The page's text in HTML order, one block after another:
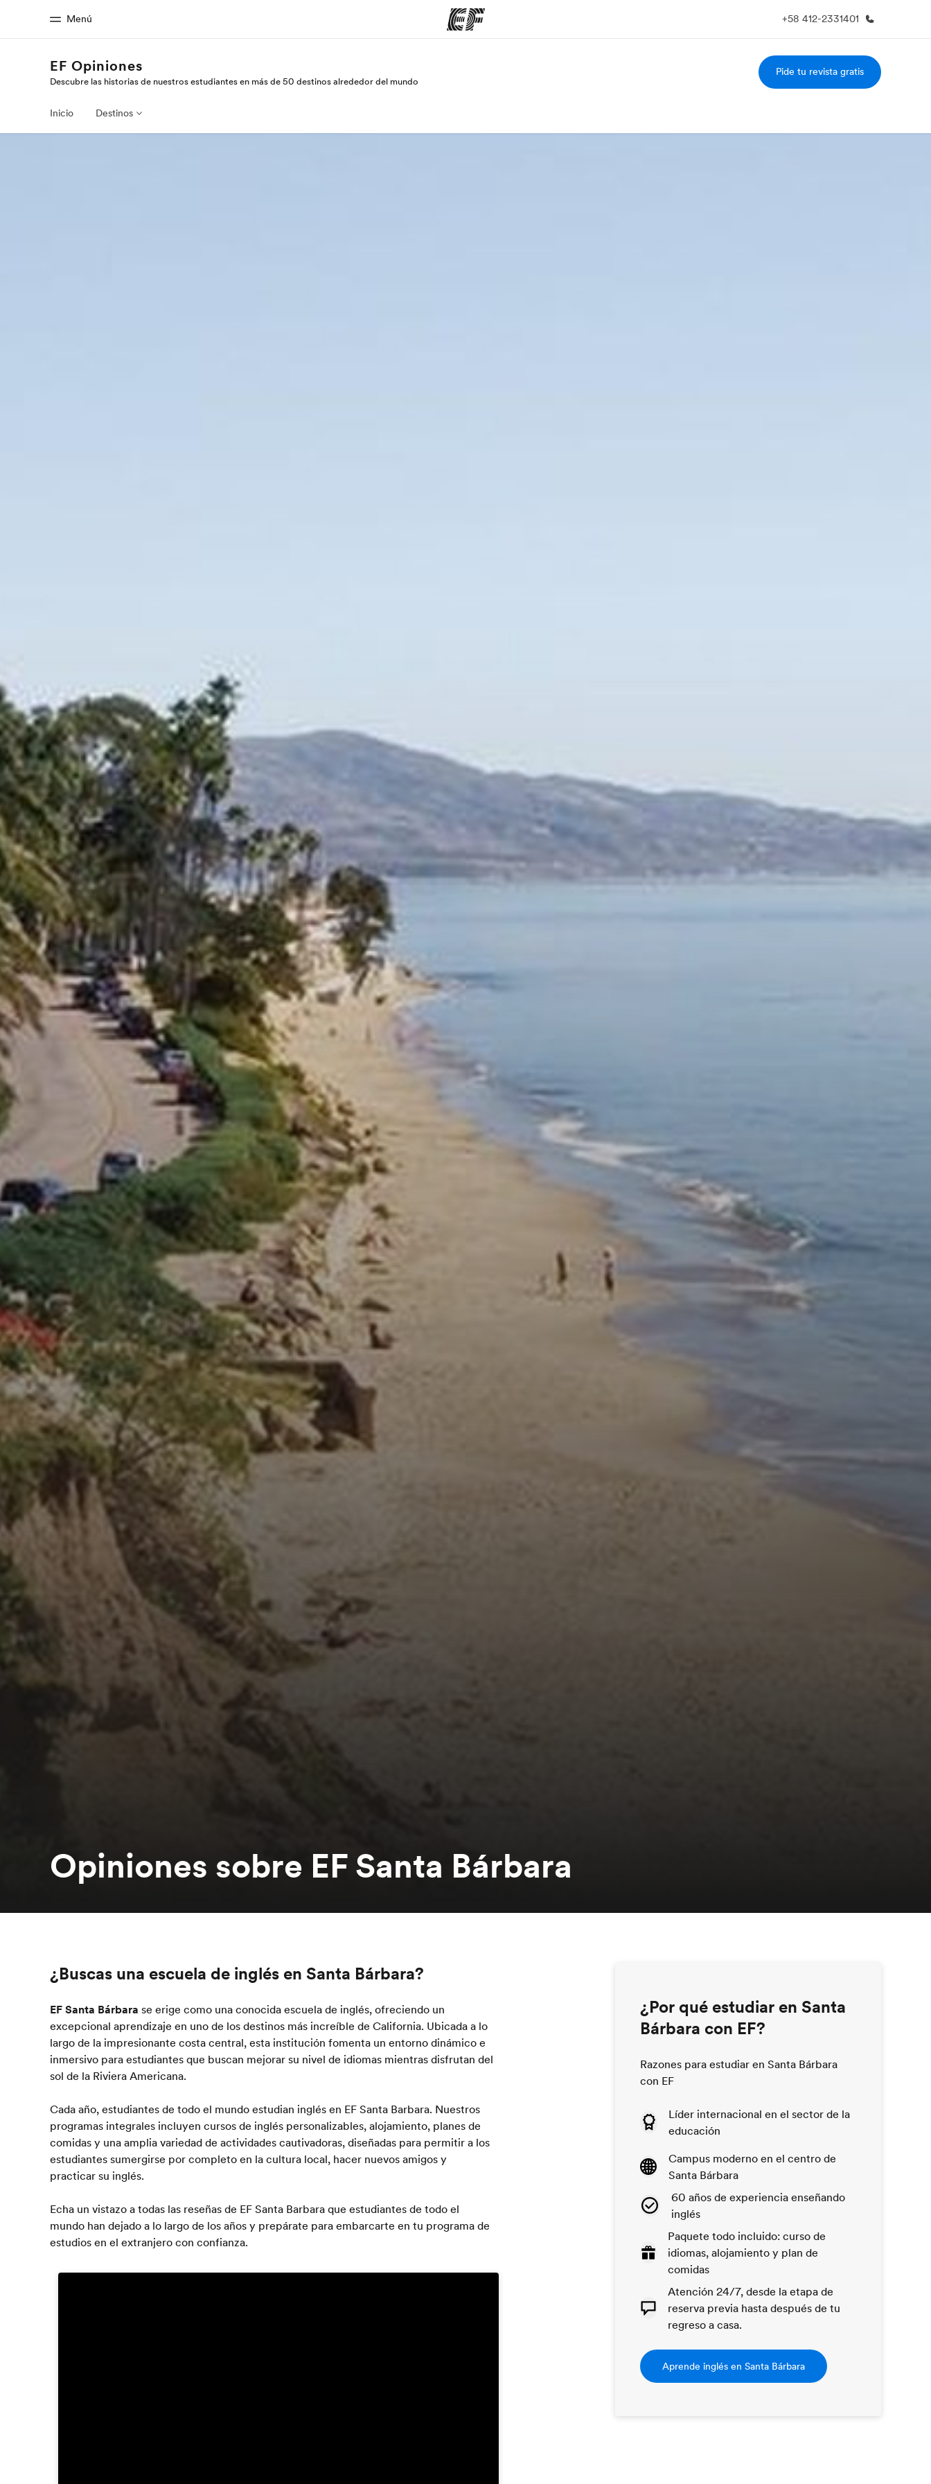
Menú +58 412-2331401
Inicio
Bienvenido a EF
Programas Trabajos
EF Opiniones
Descubre las historias de nuestros estudiantes en más de 50 destinos alrededor del mundo
Pide tu revista gratis
Inicio Destinos
Opiniones sobre EF Santa Bárbara
¿Buscas una escuela de inglés en Santa Bárbara?
EF Santa Bárbara se erige como una conocida escuela de inglés, ofreciendo un
excepcional aprendizaje en uno de los destinos más increíble de California. Ubicada a lo
largo de la impresionante costa central, esta institución fomenta un entorno dinámico e
inmersivo para estudiantes que buscan mejorar su nivel de idiomas mientras disfrutan del
sol de la Riviera Americana.
Cada año, estudiantes de todo el mundo estudian inglés en EF Santa Barbara. Nuestros
programas integrales incluyen cursos de inglés personalizables, alojamiento, planes de
comidas y una amplia variedad de actividades cautivadoras, diseñadas para permitir a los
estudiantes sumergirse por completo en la cultura local, hacer nuevos amigos y
practicar su inglés.
Echa un vistazo a todas las reseñas de EF Santa Barbara que estudiantes de todo el
mundo han dejado a lo largo de los años y prepárate para embarcarte en tu programa de
estudios en el extranjero con confianza.
¿Por qué estudiar en Santa
Bárbara con EF?
Razones para estudiar en Santa Bárbara
con EF
Líder internacional en el sector de la
educación
Campus moderno en el centro de
Santa Bárbara
60 años de experiencia enseñando
inglés
Paquete todo incluido: curso de
idiomas, alojamiento y plan de
comidas
Atención 24/7, desde la etapa de
reserva previa hasta después de tu
regreso a casa.
Aprende inglés en Santa Bárbara